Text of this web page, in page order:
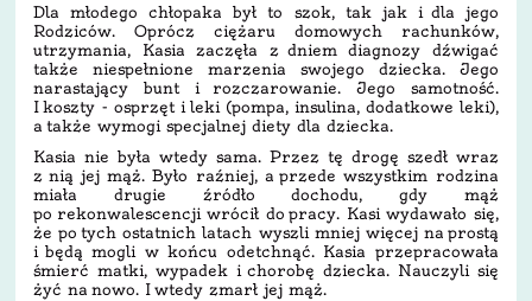
Dla młodego chłopaka był to szok, tak jak i dla jego
Rodziców. Oprócz ciężaru domowych rachunków,
utrzymania, Kasia zaczęła z dniem diagnozy dźwigać
także niespełnione marzenia swojego dziecka. Jego
narastający bunt i rozczarowanie. Jego samotność.
I koszty - osprzęt i leki (pompa, insulina, dodatkowe leki),
a także wymogi specjalnej diety dla dziecka.
Kasia nie była wtedy sama. Przez tę drogę szedł wraz
z nią jej mąż. Było raźniej, a przede wszystkim rodzina
miała drugie źródło dochodu, gdy mąż
po rekonwalescencji wrócił do pracy. Kasi wydawało się,
że po tych ostatnich latach wyszli mniej więcej na prostą
i będą mogli w końcu odetchnąć. Kasia przepracowała
śmierć matki, wypadek i chorobę dziecka. Nauczyli się
żyć na nowo. I wtedy zmarł jej mąż.